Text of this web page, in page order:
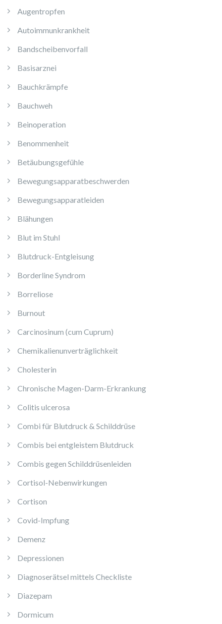
Augentropfen
Autoimmunkrankheit
Bandscheibenvorfall
Basisarznei
Bauchkrämpfe
Bauchweh
Beinoperation
Benommenheit
Betäubungsgefühle
Bewegungsapparatbeschwerden
Bewegungsapparatleiden
Blähungen
Blut im Stuhl
Blutdruck-Entgleisung
Borderline Syndrom
Borreliose
Burnout
Carcinosinum (cum Cuprum)
Chemikalienunverträglichkeit
Cholesterin
Chronische Magen-Darm-Erkrankung
Colitis ulcerosa
Combi für Blutdruck & Schilddrüse
Combis bei entgleistem Blutdruck
Combis gegen Schilddrüsenleiden
Cortisol-Nebenwirkungen
Cortison
Covid-Impfung
Demenz
Depressionen
Diagnoserätsel mittels Checkliste
Diazepam
Dormicum